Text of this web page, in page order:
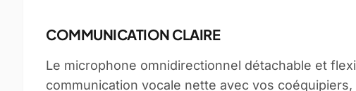
COMMUNICATION CLAIRE
Le microphone omnidirectionnel détachable et
communication vocale nette avec vos